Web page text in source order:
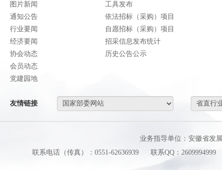
图片新闻
通知公告
行业要闻
经济要闻
协会动态
会员动态
党建园地
工具发布
依法招标（采购）项目
自愿招标（采购）项目
招采信息发布统计
历史公告公示
友情链接
业务指导单位：安徽省发
联系电话（传真）：0551-62636939
联系QQ：2609994999